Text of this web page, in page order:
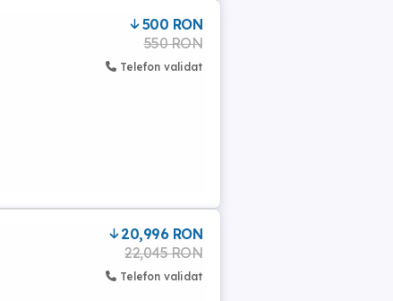
500 RON
550 RON
Telefon validat
20,996 RON
22,045 RON
Telefon validat